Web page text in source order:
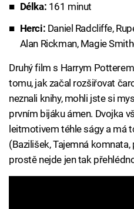
Délka: 161 minut
Herci: Daniel Radcliffe,
Alan Rickman, Magie
Druhý film s Harrym
tomu, jak začal rozšiřovat
neznali knihy, mohli jste si
prvním bijáku ámen. Dvojka
leitmotivem téhle ságy a má
(Bazilišek, Tajemná
prostě nejde jen tak